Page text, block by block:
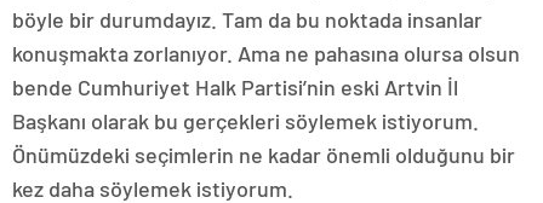
böyle bir durumdayız. Tam da bu noktada insanlar
konuşmakta zorlanıyor. Ama ne pahasına olursa olsun
bende Cumhuriyet Halk Partisi’nin eski Artvin İl
Başkanı olarak bu gerçekleri söylemek istiyorum.
Önümüzdeki seçimlerin ne kadar önemli olduğunu bir
kez daha söylemek istiyorum.